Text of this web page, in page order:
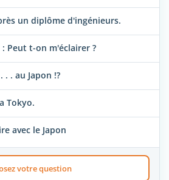
un diplôme d'ingénieurs.
: Peut t-on m'éclairer ?
. au Japon !?
Tokyo.
avec le Japon
votre question